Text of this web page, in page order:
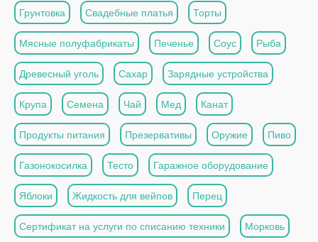
Грунтовка Свадебные платья Торты
Мясные полуфабрикаты Печенье Соус Рыба
Древесный уголь Сахар Зарядные устройства
Крупа Семена Чай Мед Канат
Продукты питания Презервативы Оружие Пиво
Газонокосилка Тесто Гаражное оборудование
Яблоки Жидкость для вейпов Перец
Сертификат на услуги по списанию техники Морковь